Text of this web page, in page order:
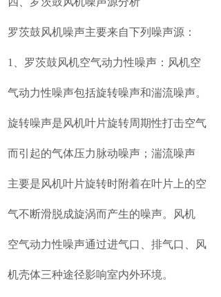
罗茨鼓风机噪声主要来自下列噪声源：
1、罗茨鼓风机空气动力性噪声：风机空
气动力性噪声包括旋转噪声和湍流噪声。
旋转噪声是风机叶片旋转周期性打击空气
而引起的气体压力脉动噪声；湍流噪声
主要是风机叶片旋转时附着在叶片上的空
气不断滑脱成旋涡而产生的噪声。风机
空气动力性噪声通过进气口、排气口、风
机壳体三种途径影响室内外环境。